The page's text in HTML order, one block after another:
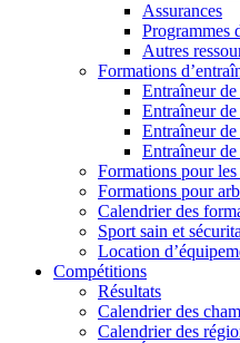
Assurances
Programmes
Autres
Formations
Entraîneur de
Entraîneur
Entraîneur
Entraîneur
Formations pour
Formations pour
Calendrier des
Sport sain et
Location
Compétitions
Résultats
Calendrier des
Calendrier des